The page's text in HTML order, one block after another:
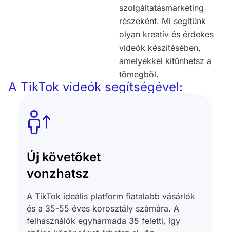
szolgáltatásmarketing
részeként. Mi segítünk
olyan kreatív és érdekes
videók készítésében,
amelyekkel kitűnhetsz a
tömegből.
A TikTok videók segítségével:
Új követőket
vonzhatsz
A TikTok ideális platform fiatalabb vásárlók
és a 35-55 éves korosztály számára. A
felhasználók egyharmada 35 feletti, így